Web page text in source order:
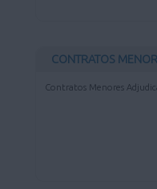
CONTRATOS
Contratos Menores